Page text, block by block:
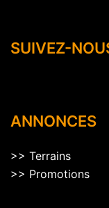
SUIVEZ-
ANNONCES
>> Terrains
>> Promotions